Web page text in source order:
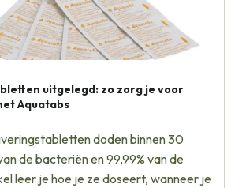
uitgelegd: zo zorg je voor
Aquatabs
doden binnen 30
de bacteriën en 99,99% van de
leer je hoe je ze doseert, wanneer je